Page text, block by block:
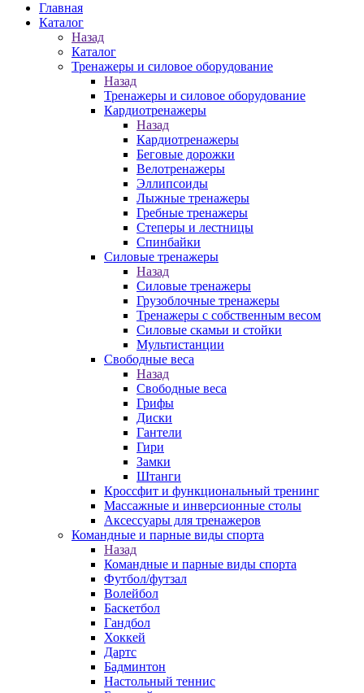
Главная
Каталог
Назад
Каталог
Тренажеры и силовое оборудование
Назад
Тренажеры и силовое оборудование
Кардиотренажеры
Назад
Кардиотренажеры
Беговые дорожки
Велотренажеры
Эллипсоиды
Лыжные тренажеры
Гребные тренажеры
Степеры и лестницы
Спинбайки
Силовые тренажеры
Назад
Силовые тренажеры
Грузоблочные тренажеры
Тренажеры с собственным весом
Силовые скамьи и стойки
Мультистанции
Свободные веса
Назад
Свободные веса
Грифы
Диски
Гантели
Гири
Замки
Штанги
Кроссфит и функциональный тренинг
Массажные и инверсионные столы
Аксессуары для тренажеров
Командные и парные виды спорта
Назад
Командные и парные виды спорта
Футбол/футзал
Волейбол
Баскетбол
Гандбол
Хоккей
Дартс
Бадминтон
Настольный теннис